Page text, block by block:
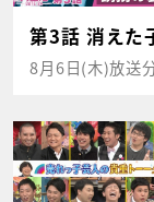
第3話 消えた
8月6日(木)放送